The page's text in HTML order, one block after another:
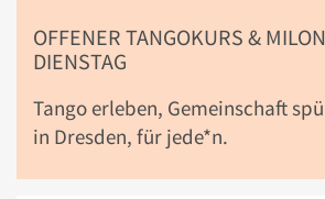
OFFENER TANGOKURS &
DIENSTAG
Tango erleben, Gemeinschaft
in Dresden, für jede*n.